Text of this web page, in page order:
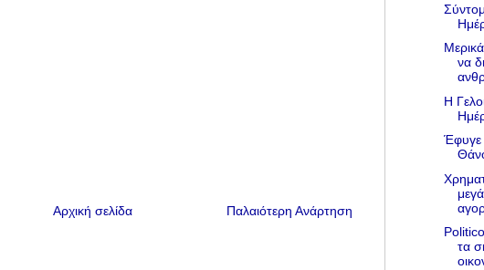
Παλαιότερη Ανάρτηση
Αρχική σελίδα
να
Η
Έφυγε
τα